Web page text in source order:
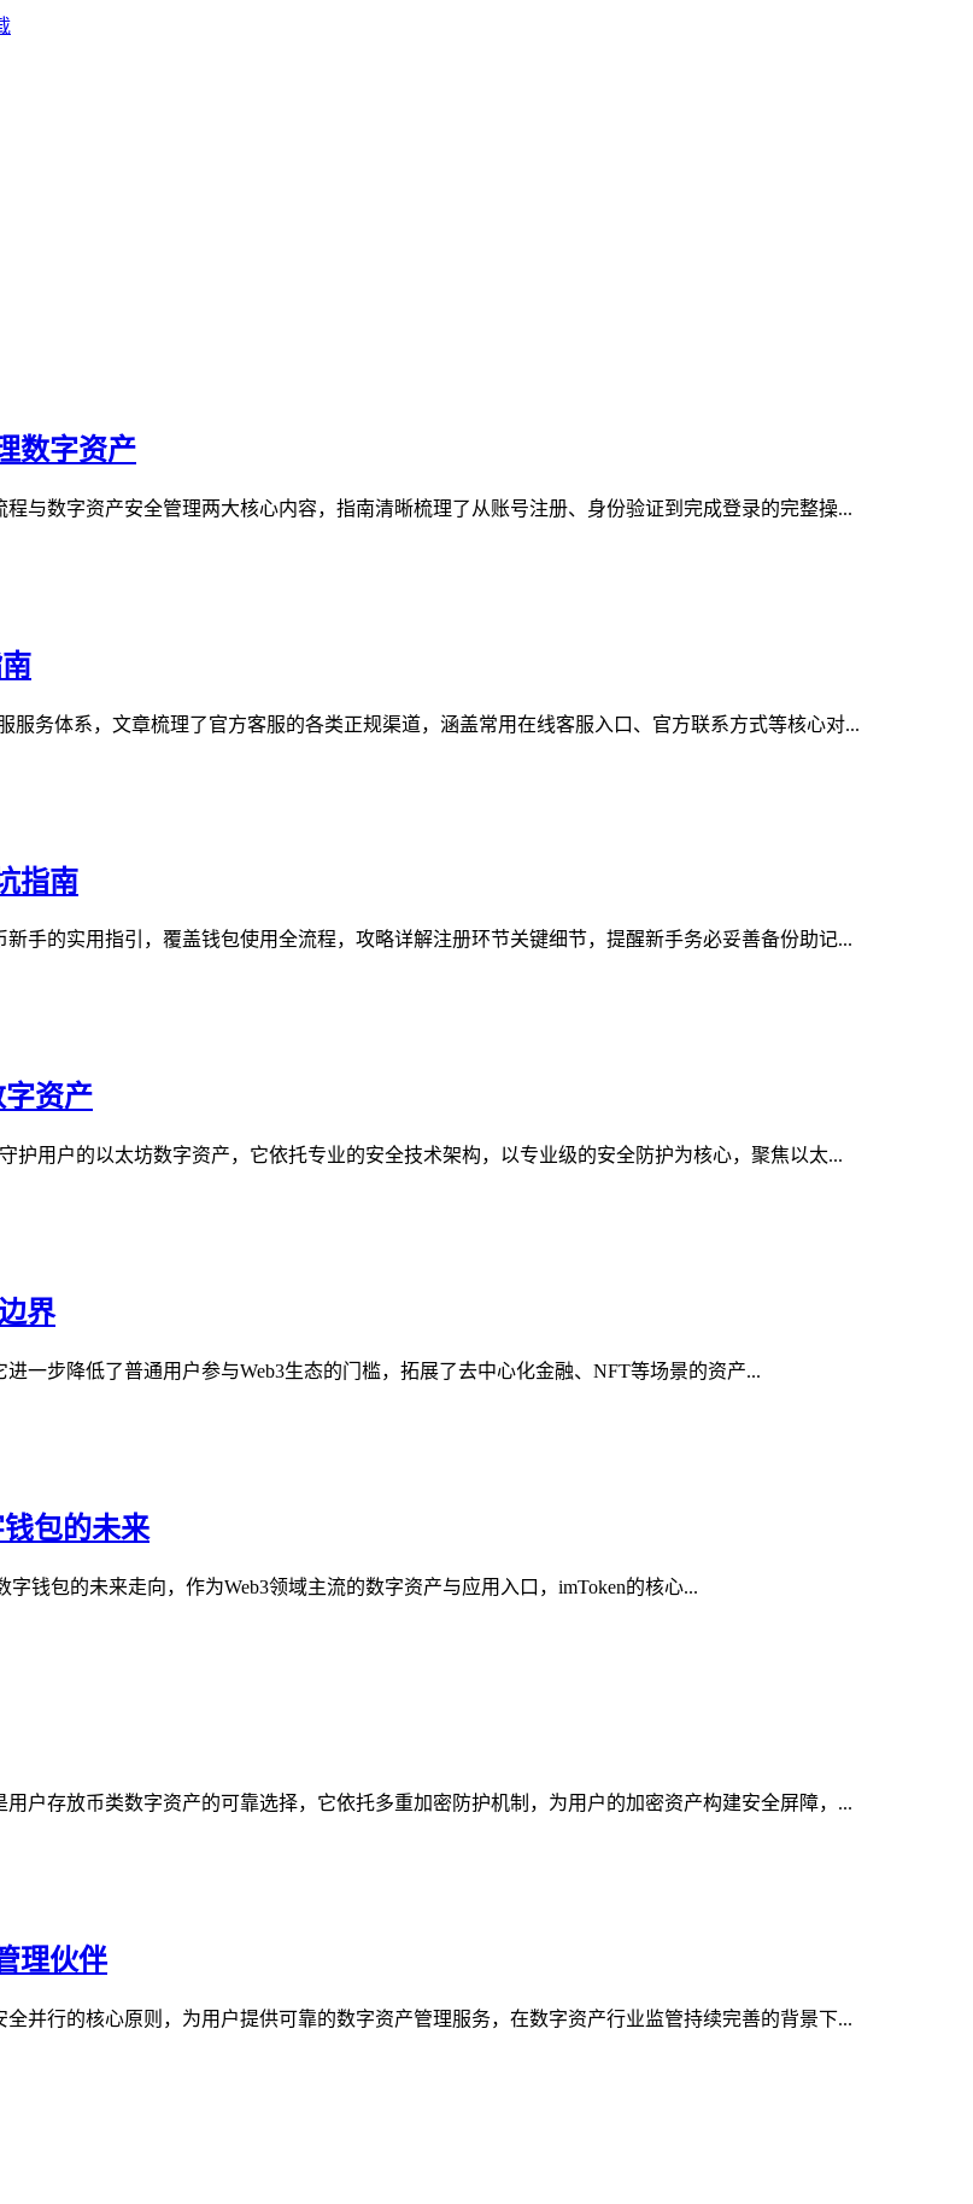
数字资产
与数字资产安全管理两大核心内容，指南清晰梳理了从账号注册、身份验证到完成登录的完整操...
务体系，文章梳理了官方客服的各类正规渠道，涵盖常用在线客服入口、官方联系方式等核心对...
指南
手的实用指引，覆盖钱包使用全流程，攻略详解注册环节关键细节，提醒新手务必妥善备份助记...
资产
护用户的以太坊数字资产，它依托专业的安全技术架构，以专业级的安全防护为核心，聚焦以太...
界
一步降低了普通用户参与Web3生态的门槛，拓展了去中心化金融、NFT等场景的资产...
包的未来
钱包的未来走向，作为Web3领域主流的数字资产与应用入口，imToken的核心...
户存放币类数字资产的可靠选择，它依托多重加密防护机制，为用户的加密资产构建安全屏障，...
理伙伴
并行的核心原则，为用户提供可靠的数字资产管理服务，在数字资产行业监管持续完善的背景下...